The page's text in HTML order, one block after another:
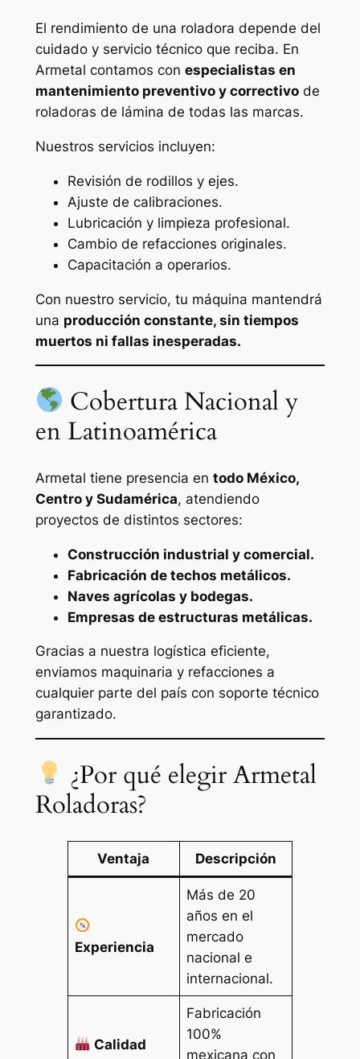
El rendimiento de una roladora depende del
cuidado y servicio técnico que reciba. En
Armetal contamos con especialistas en
mantenimiento preventivo y correctivode
roladoras de lámina de todas las marcas.
Nuestros servicios incluyen:
Revisión de rodillos y ejes.
Ajuste de calibraciones.
Lubricación y limpieza profesional.
Cambio de refacciones originales.
Capacitación a operarios.
Con nuestro servicio, tu máquina mantendrá
una producción constante, sin tiempos
muertos ni fallas inesperadas.
Cobertura Nacional y
en Latinoamérica
Armetal tiene presencia en todo México,
Centro y Sudamérica, atendiendo
proyectos de distintos sectores:
Construcción industrial y comercial.
Fabricación de techos metálicos.
Naves agrícolas y bodegas.
Empresas de estructuras metálicas.
Gracias a nuestra logística eficiente,
enviamos maquinaria y refacciones a
cualquier parte del país con soporte técnico
garantizado.
¿Por qué elegir Armetal
Roladoras?
Ventaja Descripción
Experiencia
Más de 20
años en el
mercado
nacional e
internacional.
Calidad
Fabricación
100%
mexicana con